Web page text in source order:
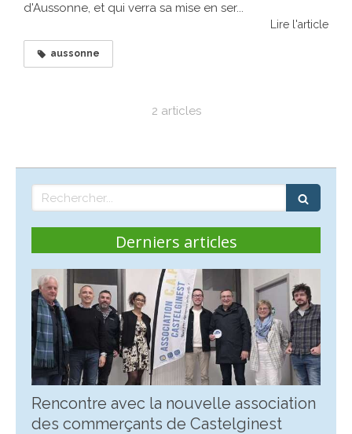
d'Aussonne, et qui verra sa mise en ser...
Lire l'article
aussonne
2 articles
Rechercher
Derniers articles
Rencontre avec la nouvelle association
des commerçants de Castelginest